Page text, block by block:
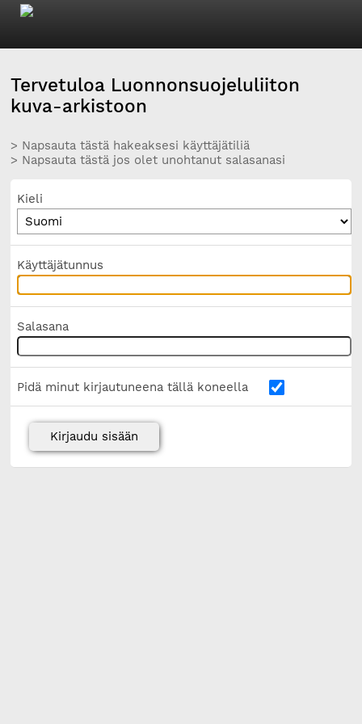
Tervetuloa Luonnonsuojeluliiton
kuva-arkistoon
> Napsauta tästä hakeaksesi käyttäjätiliä
> Napsauta tästä jos olet unohtanut salasanasi
Kieli
Käyttäjätunnus
Salasana
Pidä minut kirjautuneena tällä koneella